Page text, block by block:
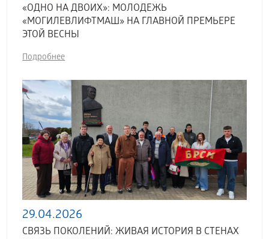
«ОДНО НА ДВОИХ»: МОЛОДЕЖЬ
«МОГИЛЕВЛИФТМАШ» НА ГЛАВНОЙ ПРЕМЬЕРЕ
ЭТОЙ ВЕСНЫ
Подробнее
29.04.2026
СВЯЗЬ ПОКОЛЕНИЙ: ЖИВАЯ ИСТОРИЯ В СТЕНАХ